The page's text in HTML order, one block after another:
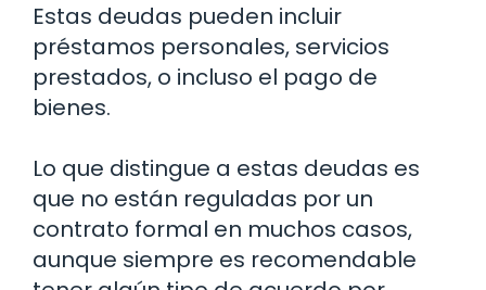
Estas deudas pueden incluir
préstamos personales, servicios
prestados, o incluso el pago de
bienes.
Lo que distingue a estas deudas es
que no están reguladas por un
contrato formal en muchos casos,
aunque siempre es recomendable